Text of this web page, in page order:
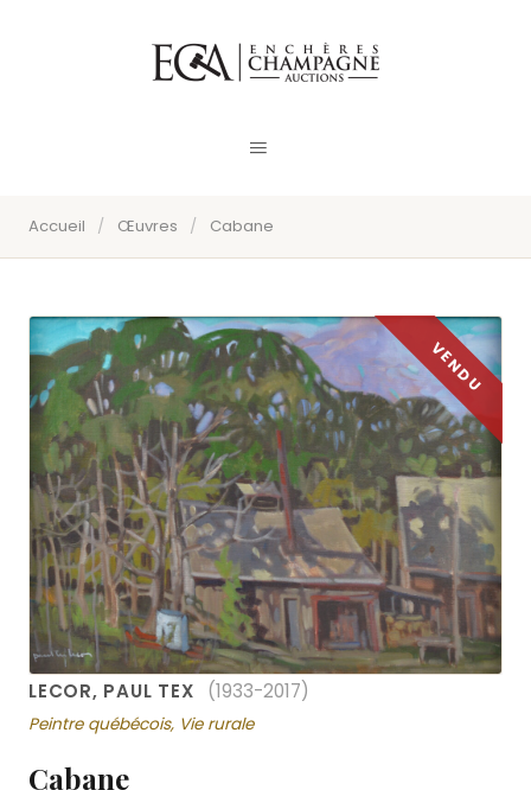
Accueil / Œuvres / Cabane
LECOR, PAUL TEX (1933-2017)
Peintre québécois, Vie rurale
Cabane